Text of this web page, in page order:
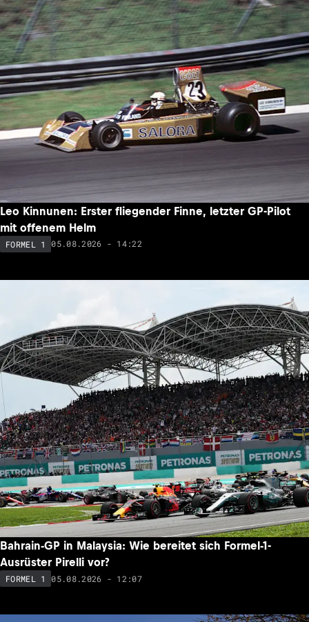
Leo Kinnunen: Erster fliegender Finne, letzter GP-Pilot
mit offenem Helm
FORMEL 1 05.08.2026 - 14:22
Bahrain-GP in Malaysia: Wie bereitet sich Formel-1-
Ausrüster Pirelli vor?
FORMEL 1 05.08.2026 - 12:07